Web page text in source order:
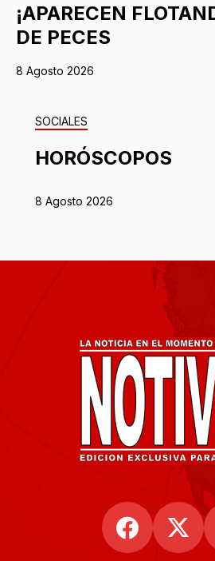
¡APARECEN
DE PECES
8 Agosto 2026
SOCIALES
HORÓSCOPOS
8 Agosto 2026